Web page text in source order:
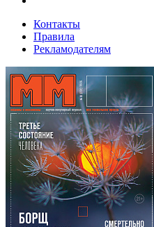
Контакты
Правила
Рекламодателям